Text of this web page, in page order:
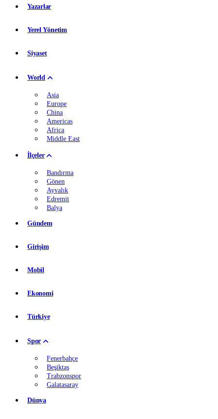
Yazarlar
Yerel Yönetim
Siyaset
World
Asia
Europe
China
Americas
Africa
Middle East
İlçeler
Bandırma
Gönen
Ayvalık
Edremit
Balya
Gündem
Girişim
Mobil
Ekonomi
Türkiye
Spor
Fenerbahçe
Beşiktaş
Trabzonspor
Galatasaray
Dünya